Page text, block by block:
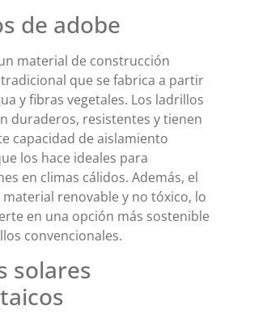
de adobe
material de construcción
que se fabrica a partir
y fibras vegetales. Los ladrillos
duraderos, resistentes y tienen
capacidad de aislamiento
los hace ideales para
en climas cálidos. Además, el
renovable y no tóxico, lo
en una opción más sostenible
convencionales.
solares